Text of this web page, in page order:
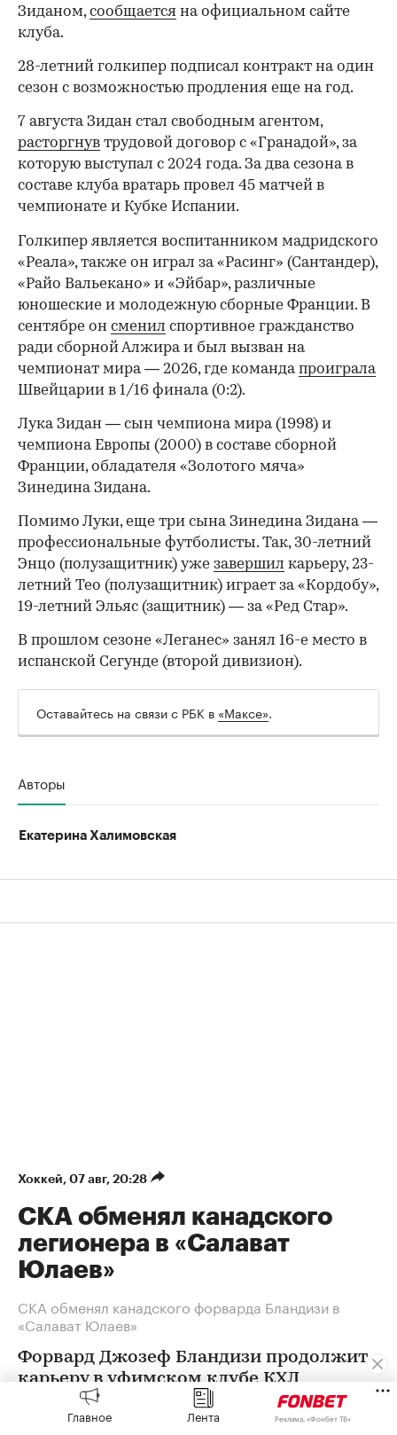
Зиданом,сообщается на официальном сайте
клуба.
28-летний голкипер подписал контракт на один
сезон с возможностью продления еще на год.
7 августа Зидан стал свободным агентом,
расторгнув трудовой договор с «Гранадой», за
которую выступал с 2024 года. За два сезона в
составе клуба вратарь провел 45 матчей в
чемпионате и Кубке Испании.
Голкипер является воспитанником мадридского
«Реала», также он играл за «Расинг» (Сантандер),
«Райо Вальекано» и «Эйбар», различные
юношеские и молодежную сборные Франции. В
сентябре он сменил спортивное гражданство
ради сборной Алжира и был вызван на
чемпионат мира — 2026, где командапроиграла
Швейцарии в 1/16 финала (0:2).
Лука Зидан — сын чемпиона мира (1998) и
чемпиона Европы (2000) в составе сборной
Франции, обладателя «Золотого мяча»
Зинедина Зидана.
Помимо Луки, еще три сына Зинедина Зидана —
профессиональные футболисты. Так, 30-летний
Энцо (полузащитник) уже завершил карьеру, 23-
летний Тео (полузащитник) играет за «Кордобу»,
19-летний Эльяс (защитник) — за «Ред Стар».
В прошлом сезоне «Леганес» занял 16-е место в
испанской Сегунде (второй дивизион).
Оставайтесь на связи с РБК в «Максе».
Авторы
Екатерина Халимовская
Хоккей⁠, 07 авг, 20:28
СКА обменял канадского
легионера в «Салават
Юлаев»
СКА обменял канадского форварда Бландизи в
«Салават Юлаев»
Форвард Джозеф Бландизи продолжит
карьеру в уфимском клубе КХЛ
Главное Лента Реклама, «Фонбет ТВ»